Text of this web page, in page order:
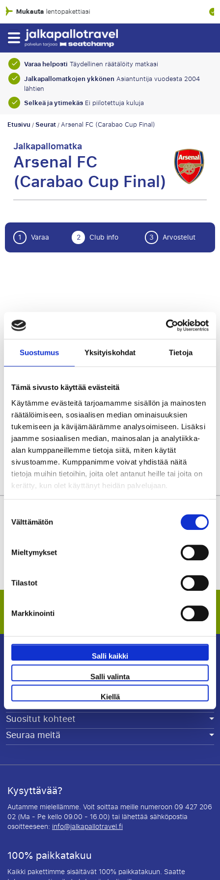
Suostumus Yksityiskohdat Tietoja
Tämä sivusto käyttää evästeitä
Käytämme evästeitä tarjoamamme sisällön ja mainosten
räätälöimiseen, sosiaalisen median ominaisuuksien
tukemiseen ja kävijämäärämme analysoimiseen. Lisäksi
jaamme sosiaalisen median, mainosalan ja analytiikka-
alan kumppaneillemme tietoja siitä, miten käytät
sivustoamme. Kumppanimme voivat yhdistää näitä
tietoja muihin tietoihin, joita olet antanut heille tai joita on
kerätty, kun olet käyttänyt heidän palvelujaan.
valinta
Välttämätön
Mieltymykset
Tilastot
Markkinointi
Salli kaikki
Salli valinta
Kiellä
100%
Varaa helposti Täydellinen räätälöity matkasi
Jalkapallomatkojen ykkönen Asiantuntija vuodesta 2004
lähtien
Selkeä ja ytimekäsEi piilotettuja kuluja
Etusivu/Seurat/Arsenal FC (Carabao Cup Final)
Jalkapallomatka
Arsenal FC
(Carabao Cup Final)
1 Varaa 2 Club info 3 Arvostelut
Lontoo
Lisää tietoja seurasta Lontoo
Saat suojan ottelumuutosta varten.
Tilaa uutiskirjeemme
JalkapalloTravel.fi powered by
Yritys
Asiakaspalvelu
Suositut kohteet
Seuraa meitä
Kysyttävää?
Autamme mielellämme. Voit soittaa meille numeroon 09 427 206
02 (Ma - Pe kello 09.00 - 16.00) tai lähettää sähköpostia
osoitteeseen: info@jalkapallotravel.fi
100% paikkatakuu
Kaikki pakettimme sisältävät 100% paikkatakuun. Saatte